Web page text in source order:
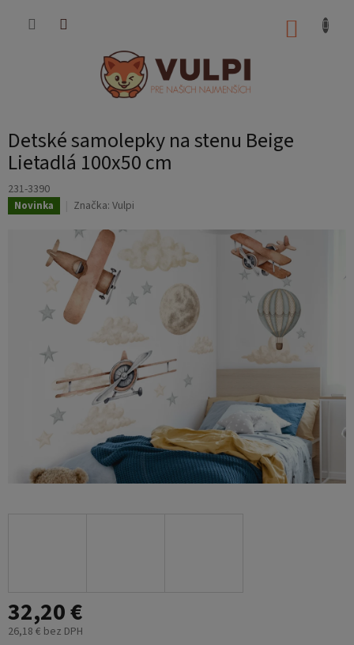
Detské samolepky na stenu Beige
Lietadlá 100x50 cm
231-3390
Novinka Značka: Vulpi
32,20 €
26,18 € bez DPH